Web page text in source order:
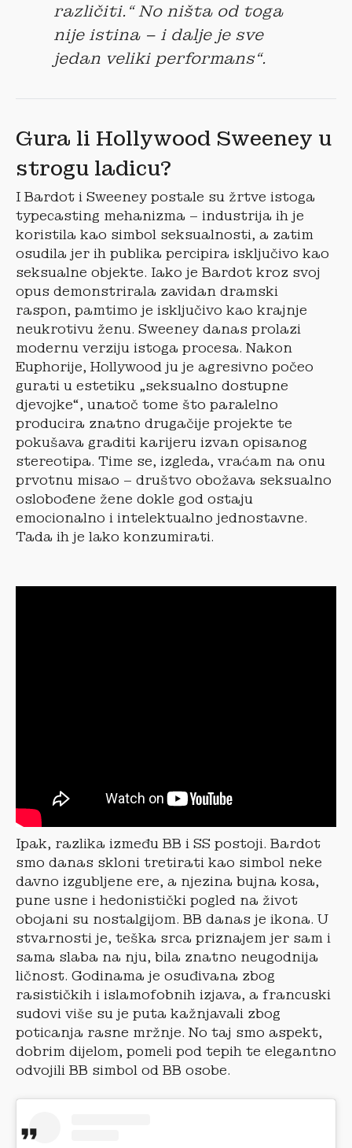
različiti.“ No ništa od toga
nije istina – i dalje je sve
jedan veliki performans“.
Gura li Hollywood Sweeney u
strogu ladicu?
I Bardot i Sweeney postale su žrtve istoga
typecasting mehanizma – industrija ih je
koristila kao simbol seksualnosti, a zatim
osudila jer ih publika percipira isključivo kao
seksualne objekte. Iako je Bardot kroz svoj
opus demonstrirala zavidan dramski
raspon, pamtimo je isključivo kao krajnje
neukrotivu ženu. Sweeney danas prolazi
modernu verziju istoga procesa. Nakon
Euphorije, Hollywood ju je agresivno počeo
gurati u estetiku „seksualno dostupne
djevojke“, unatoč tome što paralelno
producira znatno drugačije projekte te
pokušava graditi karijeru izvan opisanog
stereotipa. Time se, izgleda, vraćam na onu
prvotnu misao – društvo obožava seksualno
oslobođene žene dokle god ostaju
emocionalno i intelektualno jednostavne.
Tada ih je lako konzumirati.
Ipak, razlika između BB i SS postoji. Bardot
smo danas skloni tretirati kao simbol neke
davno izgubljene ere, a njezina bujna kosa,
pune usne i hedonistički pogled na život
obojani su nostalgijom. BB danas je ikona. U
stvarnosti je, teška srca priznajem jer sam i
sama slaba na nju, bila znatno neugodnija
ličnost. Godinama je osuđivana zbog
rasističkih i islamofobnih izjava, a francuski
sudovi više su je puta kažnjavali zbog
poticanja rasne mržnje. No taj smo aspekt,
dobrim dijelom, pomeli pod tepih te elegantno
odvojili BB simbol od BB osobe.